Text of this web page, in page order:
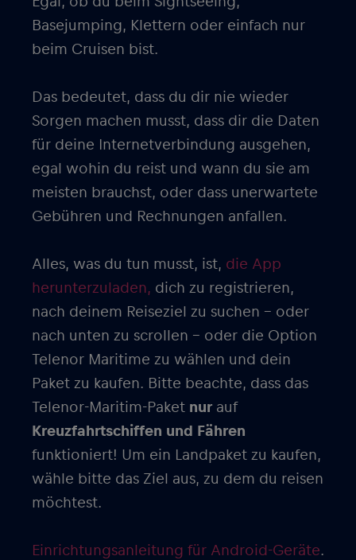
Basejumping, Klettern oder einfach nur
beim Cruisen bist.
Das bedeutet, dass du dir nie wieder
Sorgen machen musst, dass dir die Daten
für deine Internetverbindung ausgehen,
egal wohin du reist und wann du sie am
meisten brauchst, oder dass unerwartete
Gebühren und Rechnungen anfallen.
Alles, was du tun musst, ist, die App
herunterzuladen, dich zu registrieren,
nach deinem Reiseziel zu suchen – oder
nach unten zu scrollen – oder die Option
Telenor Maritime zu wählen und dein
Paket zu kaufen. Bitte beachte, dass das
Telenor-Maritim-Paket nur auf
Kreuzfahrtschiffen und Fähren
funktioniert! Um ein Landpaket zu kaufen,
wähle bitte das Ziel aus, zu dem du reisen
möchtest.
Einrichtungsanleitung für Android-Geräte.